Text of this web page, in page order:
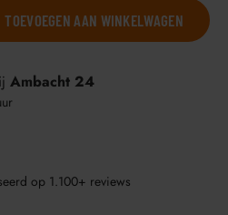
TOEVOEGEN AAN WINKELWAGEN
Ambacht 24
op 1.100+ reviews